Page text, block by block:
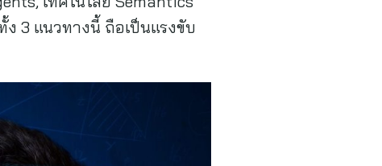
3 แนวทางนี้ ถือเป็นแรงขับ